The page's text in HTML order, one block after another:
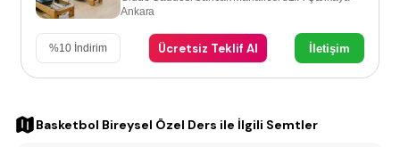
Ankara
%10 İndirim Ücretsiz Teklif Al İletişim
Basketbol Bireysel Özel Ders ile İlgili Semtler